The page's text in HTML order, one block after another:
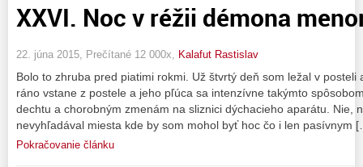
XXVI. Noc v réžii démona
22. júna 2015, Prečítané 12 000x, Kalafut Rastislav
Bolo to zhruba pred piatimi rokmi. Už štvrtý deň som ležal v posteli
ráno vstane z postele a jeho pľúca sa intenzívne takýmto
dechtu a chorobným zmenám na sliznici dýchacieho aparátu. Nie,
nevyhľadával miesta kde by som mohol byť hoc čo i len pasívnym
Pokračovanie článku